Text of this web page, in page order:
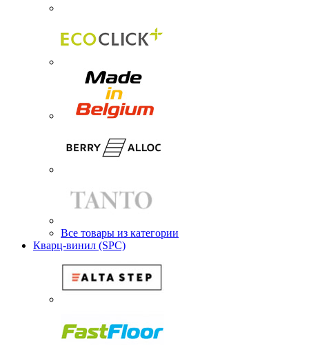
Все товары из категории
Кварц-винил (SPC)